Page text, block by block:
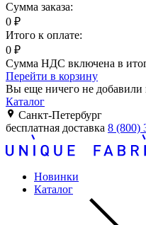
Сумма заказа:
0 ₽
Итого к оплате:
0 ₽
Сумма НДС включена в
Перейти в корзину
Вы еще ничего не добавили
Каталог
Санкт-Петербург
бесплатная доставка 8 (800)
Новинки
Каталог